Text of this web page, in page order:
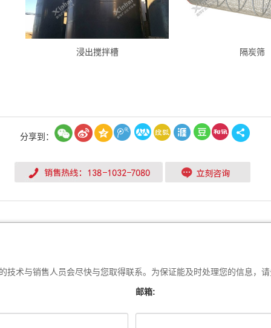
浸出搅拌槽 隔炭筛
分享到：
技术与销售人员会尽快与您取得联系。为保证能及时处理您的信息，
邮箱: